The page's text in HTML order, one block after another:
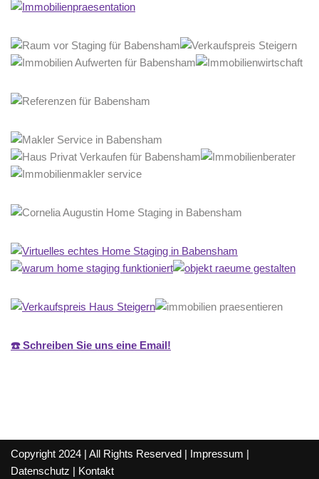
☎️ Schreiben Sie uns eine Email!
Copyright 2024 | All Rights Reserved | Impressum |
Datenschutz | Kontakt